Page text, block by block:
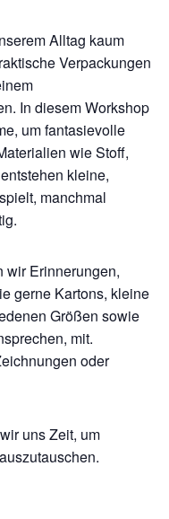
Alltag kaum
Verpackungen
In diesem Workshop
um fantasievolle
wie Stoff,
kleine,
manchmal
wir Erinnerungen,
gerne Kartons, kleine
Größen sowie
mit.
oder
uns Zeit, um